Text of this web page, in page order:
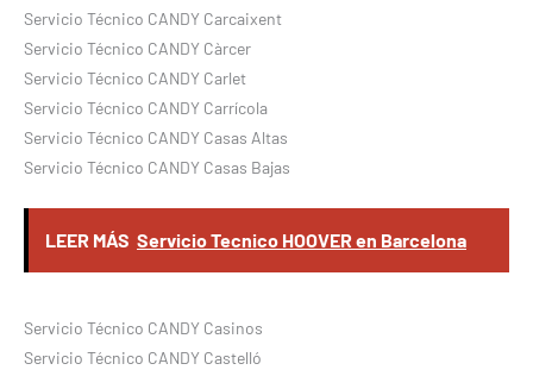
Servicio Técnico CANDY Carcaixent
Servicio Técnico CANDY Càrcer
Servicio Técnico CANDY Carlet
Servicio Técnico CANDY Carrícola
Servicio Técnico CANDY Casas Altas
Servicio Técnico CANDY Casas Bajas
LEER MÁS Servicio Tecnico HOOVER en Barcelona
Servicio Técnico CANDY Casinos
Servicio Técnico CANDY Castelló